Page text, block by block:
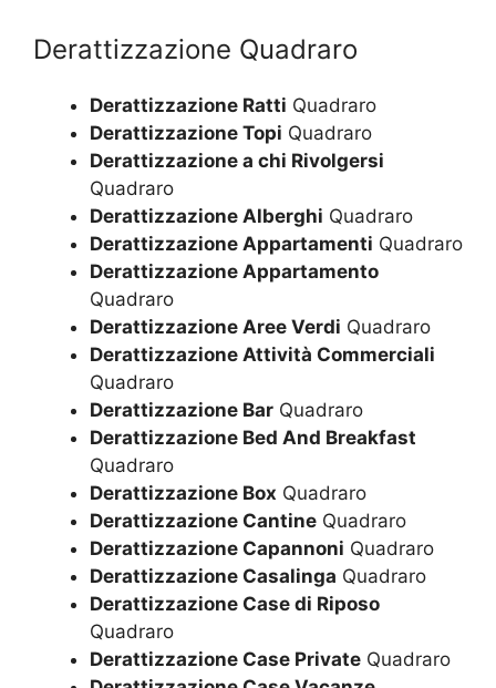
Derattizzazione Quadraro
Derattizzazione Ratti Quadraro
Derattizzazione Topi Quadraro
Derattizzazione a chi Rivolgersi
Quadraro
Derattizzazione Alberghi Quadraro
Derattizzazione Appartamenti Quadraro
Derattizzazione Appartamento
Quadraro
Derattizzazione Aree Verdi Quadraro
Derattizzazione Attività Commerciali
Quadraro
Derattizzazione Bar Quadraro
Derattizzazione Bed And Breakfast
Quadraro
Derattizzazione Box Quadraro
Derattizzazione Cantine Quadraro
Derattizzazione Capannoni Quadraro
Derattizzazione Casalinga Quadraro
Derattizzazione Case di Riposo
Quadraro
Derattizzazione Case Private Quadraro